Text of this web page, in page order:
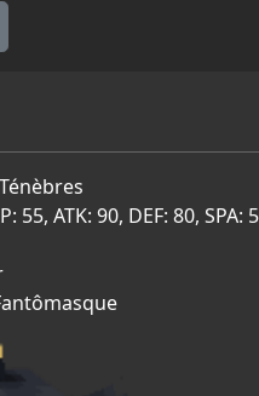
55, ATK: 90, DEF: 80, SPA: